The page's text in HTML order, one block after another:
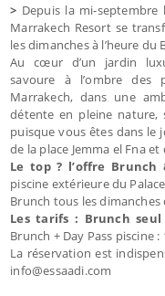
> Depuis la mi-septembre
Marrakech Resort se
les dimanches à l’heure du
Au cœur d’un jardin
savoure à l’ombre
Marrakech, dans une
détente en pleine nature,
puisque vous êtes dans le
de la place Jemma el Fna
Le top ? l’offre Brunch
piscine extérieure du
Brunch tous les dimanches
Les tarifs : Brunch
Brunch + Day Pass piscine
La réservation est
info@essaadi.com